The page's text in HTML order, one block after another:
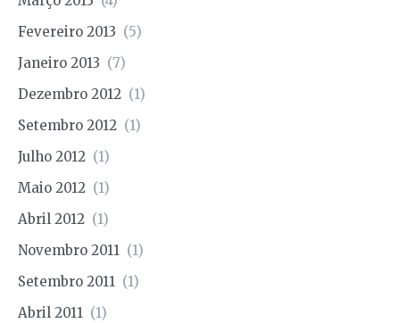
Fevereiro 2013 (5)
Janeiro 2013 (7)
Dezembro 2012 (1)
Setembro 2012 (1)
Julho 2012 (1)
Maio 2012 (1)
Abril 2012 (1)
Novembro 2011 (1)
Setembro 2011 (1)
Abril 2011 (1)